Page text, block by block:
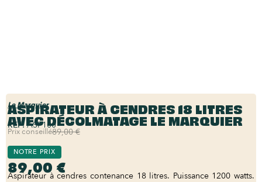
Le Marquier
ASPIRATEUR À CENDRES 18 LITRES
AVEC DÉCOLMATAGE LE MARQUIER
REF:ASP100
Prix conseillé89,00 €
NOTRE PRIX
89,00 €
Aspirateur à cendres contenance 18 litres. Puissance 1200 watts.